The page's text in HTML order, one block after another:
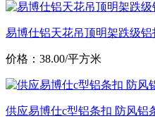
易博仕铝天花吊顶明架跌级铝
价格：38.00/平方米
供应易博仕c型铝条扣 防风铝